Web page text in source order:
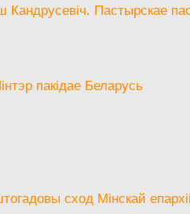
Кандрусевіч. Пастырскае
пакідае Беларусь
сход Мінскай